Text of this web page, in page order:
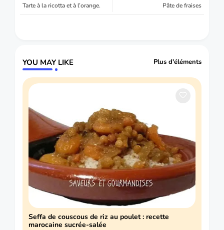
Pâte de fraises
Tarte à la ricotta et à l’orange.
YOU MAY LIKE Plus d'éléments
Seffa de couscous de riz au poulet : recette
marocaine sucrée-salée